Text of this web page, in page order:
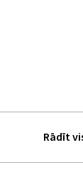
Rādīt